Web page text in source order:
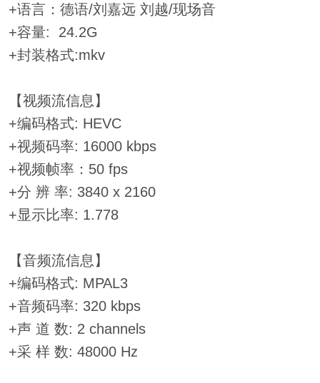
+语言：德语/刘嘉远 刘越/现场音
+容量: 24.2G
+封装格式:mkv
【视频流信息】
+编码格式: HEVC
+视频码率: 16000 kbps
+视频帧率：50 fps
+分 辨 率: 3840 x 2160
+显示比率: 1.778
【音频流信息】
+编码格式: MPAL3
+音频码率: 320 kbps
+声 道 数: 2 channels
+采 样 数: 48000 Hz